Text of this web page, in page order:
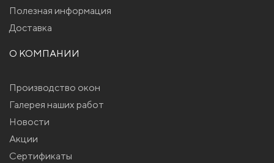
Полезная информация
Доставка
О КОМПАНИИ
Производство окон
Галерея наших работ
Новости
Акции
Сертификаты